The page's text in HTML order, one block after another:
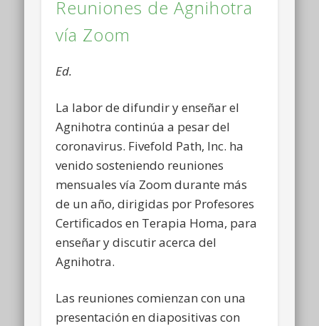
Reuniones de Agnihotra
vía Zoom
Ed.
La labor de difundir y enseñar el
Agnihotra continúa a pesar del
coronavirus. Fivefold Path, Inc. ha
venido sosteniendo reuniones
mensuales vía Zoom durante más
de un año, dirigidas por Profesores
Certificados en Terapia Homa, para
enseñar y discutir acerca del
Agnihotra.
Las reuniones comienzan con una
presentación en diapositivas con